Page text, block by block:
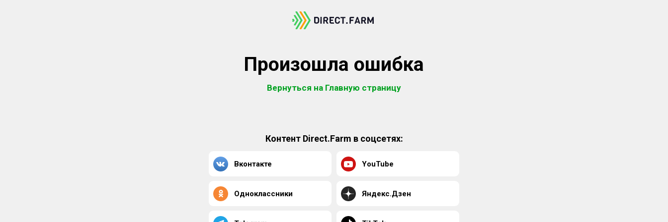
Произошла ошибка
Вернуться на Главную страницу
Контент Direct.Farm в соцсетях:
Вконтакте YouTube
Одноклассники Яндекс.Дзен